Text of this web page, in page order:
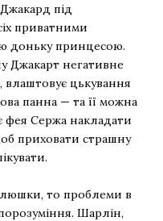
під
приватними
доньку принцесою.
Джакарт негативне
влаштовує цькування
панна — та її можна
фея Сержа накладати
приховати страшну
то проблеми в
Шарлін,